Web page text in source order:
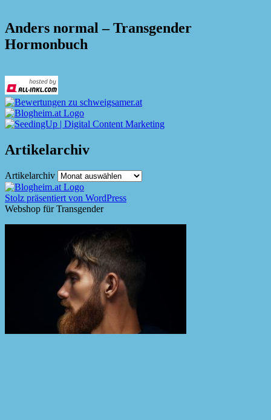
Anders normal – Transgender
Hormonbuch
Artikelarchiv
Artikelarchiv
Stolz präsentiert von WordPress
Webshop für Transgender